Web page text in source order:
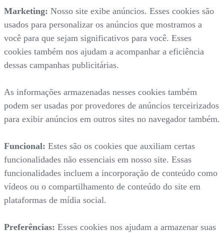
Marketing: Nosso site exibe anúncios. Esses cookies são
usados para personalizar os anúncios que mostramos a
você para que sejam significativos para você. Esses
cookies também nos ajudam a acompanhar a eficiência
dessas campanhas publicitárias.
As informações armazenadas nesses cookies também
podem ser usadas por provedores de anúncios terceirizados
para exibir anúncios em outros sites no navegador também.
Funcional: Estes são os cookies que auxiliam certas
funcionalidades não essenciais em nosso site. Essas
funcionalidades incluem a incorporação de conteúdo como
vídeos ou o compartilhamento de conteúdo do site em
plataformas de mídia social.
Preferências: Esses cookies nos ajudam a armazenar suas